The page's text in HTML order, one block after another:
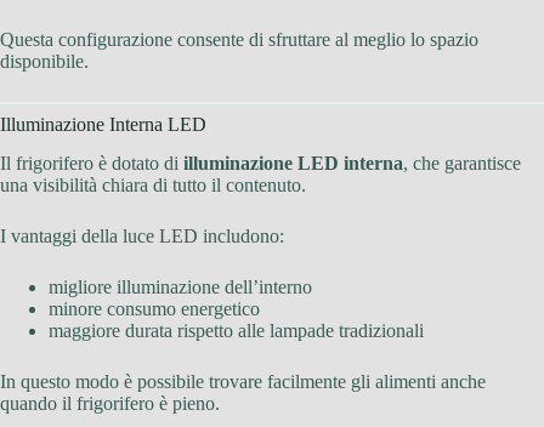
Questa configurazione consente di sfruttare al meglio lo spazio
disponibile.
Illuminazione Interna LED
Il frigorifero è dotato di illuminazione LED interna, che garantisce
una visibilità chiara di tutto il contenuto.
I vantaggi della luce LED includono:
migliore illuminazione dell’interno
minore consumo energetico
maggiore durata rispetto alle lampade tradizionali
In questo modo è possibile trovare facilmente gli alimenti anche
quando il frigorifero è pieno.